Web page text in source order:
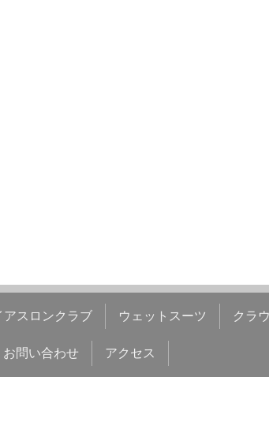
アスロンクラブ ウェットスーツ クラ
お問い合わせ アクセス